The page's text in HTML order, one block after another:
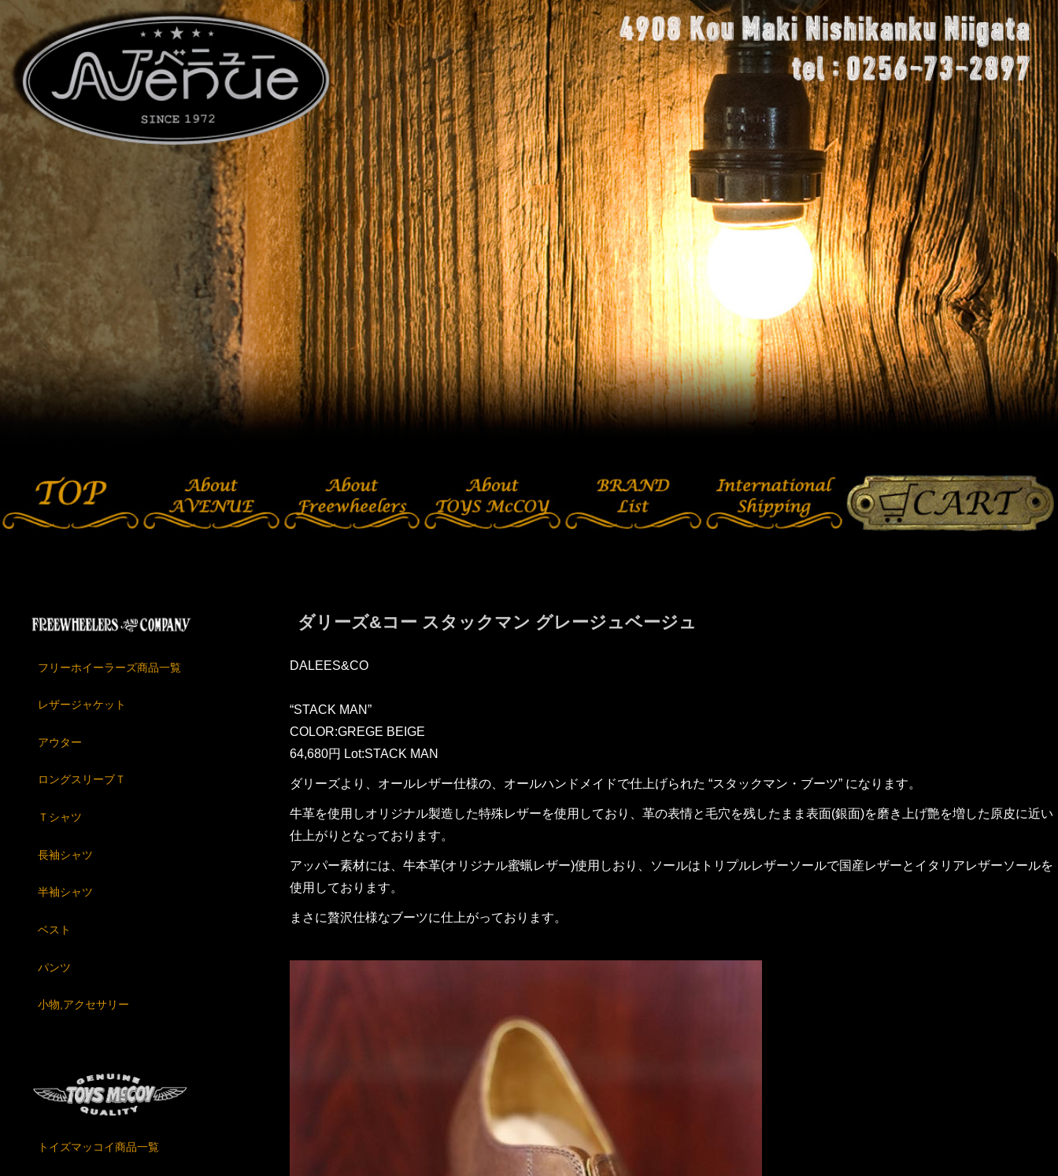
ダリーズ&コー スタックマン グレージュベージュ
DALEES&CO
“STACK MAN”
COLOR:GREGE BEIGE
64,680円 Lot:STACK MAN
ダリーズより、オールレザー仕様の、オールハンドメイドで仕上げられた “スタックマン・ブーツ” になります。
牛革を使用しオリジナル製造した特殊レザーを使用しており、革の表情と毛穴を残したまま表面(銀面)を磨き上げ艶を増した原皮に近い
仕上がりとなっております。
アッパー素材には、牛本革(オリジナル蜜蝋レザー)使用しおり、ソールはトリプルレザーソールで国産レザーとイタリアレザーソールを
使用しております。
まさに贅沢仕様なブーツに仕上がっております。
フリーホイーラーズ商品一覧
レザージャケット
アウター
ロングスリーブＴ
Ｔシャツ
長袖シャツ
半袖シャツ
ベスト
パンツ
小物,アクセサリー
トイズマッコイ商品一覧